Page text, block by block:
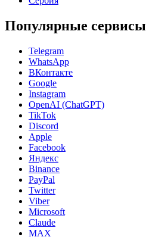
Популярные сервисы
Telegram
WhatsApp
ВКонтакте
Google
Instagram
OpenAI (ChatGPT)
TikTok
Discord
Apple
Facebook
Яндекс
Binance
PayPal
Twitter
Viber
Microsoft
Claude
MAX